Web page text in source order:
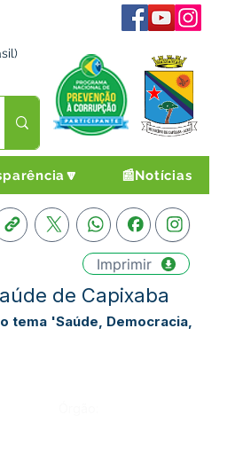
📰Notícias
Imprimir
de Capixaba
tema 'Saúde, Democracia,